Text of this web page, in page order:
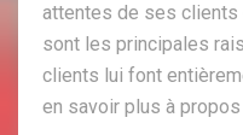
attentes de ses
sont les principales
clients lui font
en savoir plus à